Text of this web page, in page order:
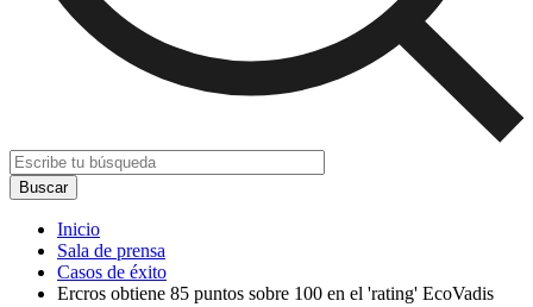
Inicio
Sala de prensa
Casos de éxito
Ercros obtiene 85 puntos sobre 100 en el 'rating' EcoVadis